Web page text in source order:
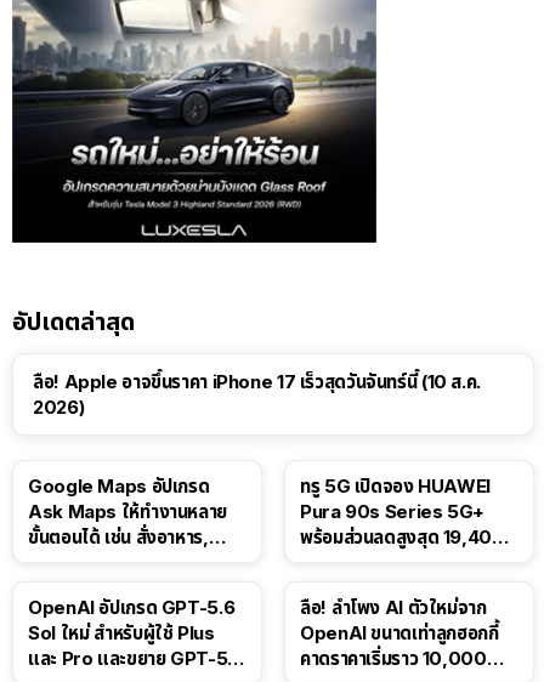
อัปเดตล่าสุด
ลือ! Apple อาจขึ้นราคา iPhone 17 เร็วสุดวันจันทร์นี้ (10 ส.ค.
2026)
Google Maps อัปเกรด
Ask Maps ให้ทำงานหลาย
ขั้นตอนได้ เช่น สั่งอาหาร,
ทรู 5G เปิดจอง HUAWEI
Pura 90s Series 5G+
พร้อมส่วนลดสูงสุด 19,400
OpenAI อัปเกรด GPT-5.6
Sol ใหม่ สำหรับผู้ใช้ Plus
และ Pro และขยาย GPT-5.6
ลือ! ลำโพง AI ตัวใหม่จาก
OpenAI ขนาดเท่าลูกฮอกกี้
คาดราคาเริ่มราว 10,000